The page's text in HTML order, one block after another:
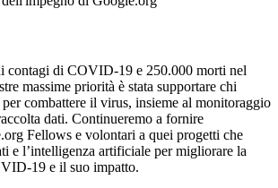
contagi di COVID-19 e 250.000 morti nel
massime priorità è stata supportare chi
combattere il virus, insieme al monitoraggio
dati. Continueremo a fornire
Fellows e volontari a quei progetti che
e l’intelligenza artificiale per migliorare la
19 e il suo impatto.